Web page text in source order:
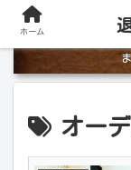
オー
ホーム